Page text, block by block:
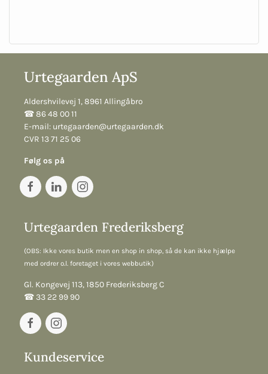
Urtegaarden ApS
Aldershvilevej 1, 8961 Allingåbro
☎︎ 86 48 00 11
E-mail: urtegaarden@urtegaarden.dk
CVR 13 71 25 06
Følg os på
Urtegaarden Frederiksberg
(OBS: Ikke vores butik men en shop in shop, så de kan ikke hjælpe
med ordrer o.l. foretaget i vores webbutik)
Gl. Kongevej 113, 1850 Frederiksberg C
☎︎ 33 22 99 90
Kundeservice